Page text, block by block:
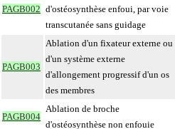
PAGB002 d'ostéosynthèse enfoui, par voie
transcutanée sans guidage
PAGB003
Ablation d'un fixateur externe ou
d'un système externe
d'allongement progressif d'un os
des membres
PAGB004
Ablation de broche
d'ostéosynthèse non enfouie